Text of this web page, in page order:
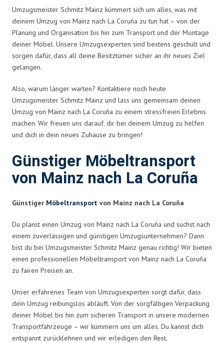
Umzugsmeister Schmitz Mainz kümmert sich um alles, was mit
deinem Umzug von Mainz nach La Coruña zu tun hat – von der
Planung und Organisation bis hin zum Transport und der Montage
deiner Möbel. Unsere Umzugsexperten sind bestens geschult und
sorgen dafür, dass all deine Besitztümer sicher an ihr neues Ziel
gelangen.
Also, warum länger warten? Kontaktiere noch heute
Umzugsmeister Schmitz Mainz und lass uns gemeinsam deinen
Umzug von Mainz nach La Coruña zu einem stressfreien Erlebnis
machen. Wir freuen uns darauf, dir bei deinem Umzug zu helfen
und dich in dein neues Zuhause zu bringen!
Günstiger Möbeltransport
von Mainz nach La Coruña
Günstiger Möbeltransport von Mainz nach La Coruña
Du planst einen Umzug von Mainz nach La Coruña und suchst nach
einem zuverlässigen und günstigen Umzugsunternehmen? Dann
bist du bei Umzugsmeister Schmitz Mainz genau richtig! Wir bieten
einen professionellen Möbeltransport von Mainz nach La Coruña
zu fairen Preisen an.
Unser erfahrenes Team von Umzugsexperten sorgt dafür, dass
dein Umzug reibungslos abläuft. Von der sorgfältigen Verpackung
deiner Möbel bis hin zum sicheren Transport in unsere modernen
Transportfahrzeuge – wir kümmern uns um alles. Du kannst dich
entspannt zurücklehnen und wir erledigen den Rest.